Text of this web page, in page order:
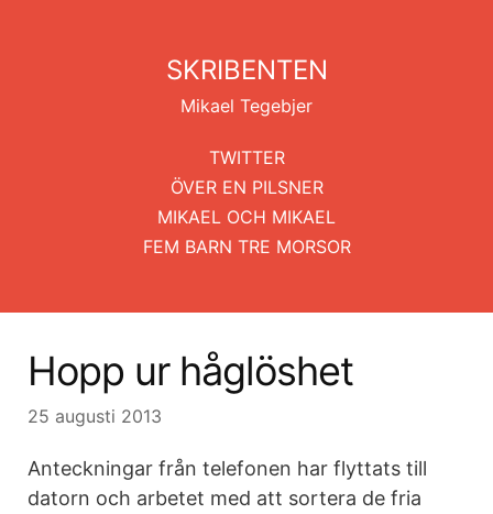
SKRIBENTEN
Mikael Tegebjer
TWITTER
ÖVER EN PILSNER
MIKAEL OCH MIKAEL
FEM BARN TRE MORSOR
Hopp ur håglöshet
25 augusti 2013
Anteckningar från telefonen har flyttats till
datorn och arbetet med att sortera de fria